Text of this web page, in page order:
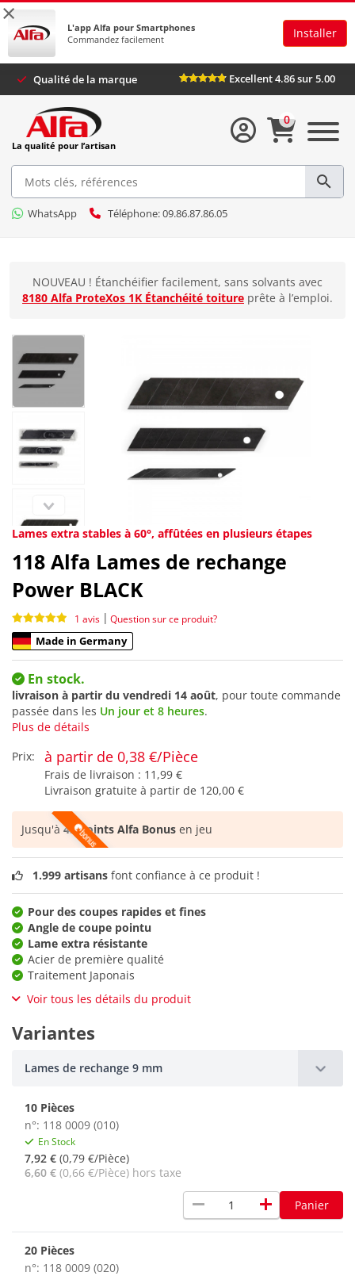
×
L'app Alfa pour Smartphones
Commandez facilement
Installer
Qualité de la marque Excellent 4.86 sur 5.00
La qualité pour l’artisan
WhatsApp Téléphone: 09.86.87.86.05
0
NOUVEAU ! Étanchéifier facilement, sans solvants avec
8180 Alfa ProteXos 1K Étanchéité toiture prête à l’emploi.
Lames extra stables à 60°, affûtées en plusieurs étapes
118 Alfa Lames de rechange
Power BLACK
1 avis | Question sur ce produit?
Made in Germany
En stock.
livraison à partir du vendredi 14 août, pour toute commande
passée dans les Un jour et 8 heures.
Plus de détails
Prix:
à partir de 0,38 €/Pièce
Frais de livraison : 11,99 €
Livraison gratuite à partir de 120,00 €
Jusqu'à43 points Alfa Bonus en jeu
1.999 artisans font confiance à ce produit !
Pour des coupes rapides et fines
Angle de coupe pointu
Lame extra résistante
Acier de première qualité
Traitement Japonais
Voir tous les détails du produit
Variantes
Lames de rechange 9 mm
10 Pièces
n°: 118 0009 (010)
En Stock
7,92 € (0,79 €/Pièce)
6,60 € (0,66 €/Pièce) hors taxe
remove add Panier
20 Pièces
n°: 118 0009 (020)